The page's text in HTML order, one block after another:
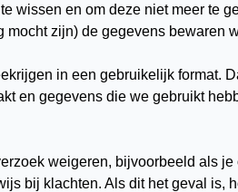
wissen en om deze niet meer te
mocht zijn) de gegevens bewaren
in een gebruikelijk format.
en gegevens die we gebruikt
weigeren, bijvoorbeeld als
bij klachten. Als dit het geval is,